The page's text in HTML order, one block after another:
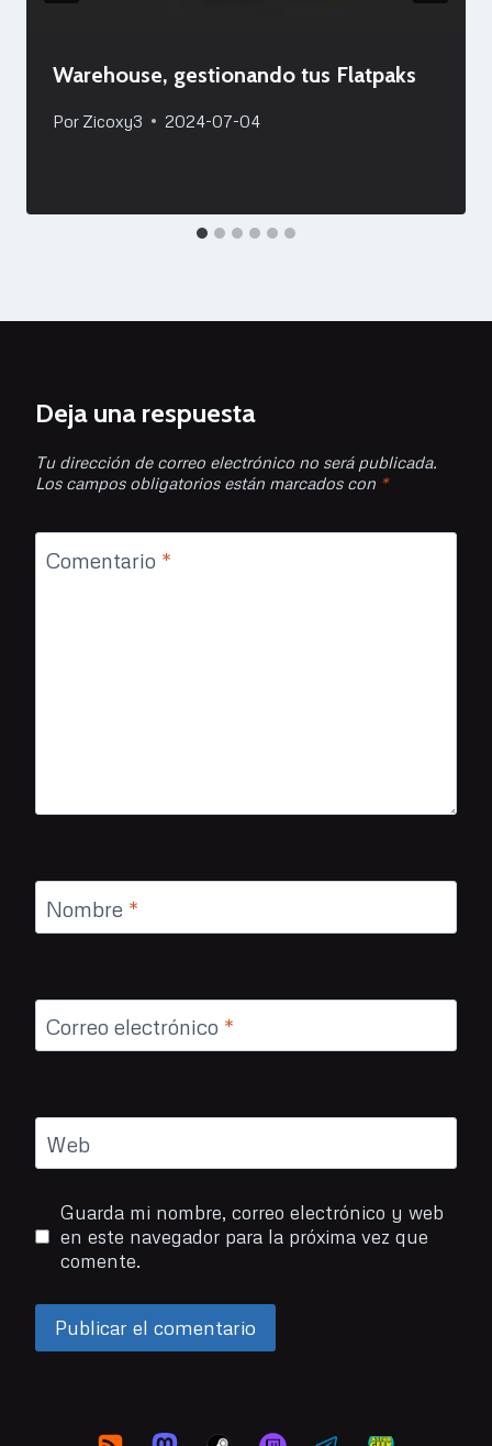
Warehouse, gestionando tus Flatpaks
Por Zicoxy3 2024-07-04
Deja una respuesta
Tu dirección de correo electrónico no será publicada.
Los campos obligatorios están marcados con *
Comentario *
Nombre *
Correo electrónico *
Web
Guarda mi nombre, correo electrónico y web
en este navegador para la próxima vez que
comente.